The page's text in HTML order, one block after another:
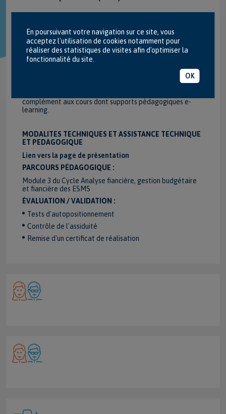
(page web actualisée le 17/09/2025)
MODALITÉS PÉDAGOGIQUES :
Exercices, mini-cas pratiques et applications à des cas
complément aux cours dont supports pédagogiques e-
learning.
MODALITES TECHNIQUES ET ASSISTANCE TECHNIQUE
ET PEDAGOGIQUE
Lien vers la page de présentation
PARCOURS PÉDAGOGIQUE :
Module 3 du Cycle Analyse fiancière, gestion budgétaire
et fiancière des ESMS
ÉVALUATION / VALIDATION :
Tests d'autopositionnement
Contrôle de l'assiduité
Remise d'un certificat de réalisation
En poursuivant votre navigation sur ce site, vous
acceptez l'utilisation de cookies notamment pour
réaliser des statistiques de visites afin d'optimiser la
fonctionnalité du site.
OK